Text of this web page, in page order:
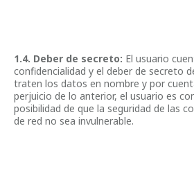
1.4. Deber de secreto: El usuario
confidencialidad y el deber de secreto
traten los datos en nombre y por
perjuicio de lo anterior, el usuario es
posibilidad de que la seguridad de las
de red no sea invulnerable.